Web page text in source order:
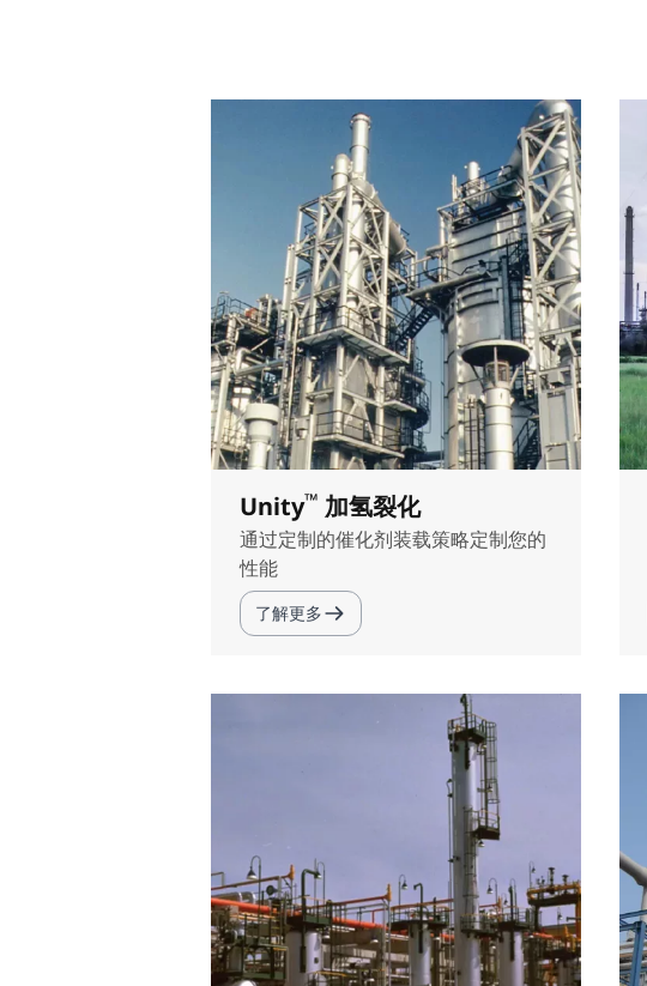
Unity™ 加氢裂化
通过定制的催化剂装载策略定制您的
性能
了解更多